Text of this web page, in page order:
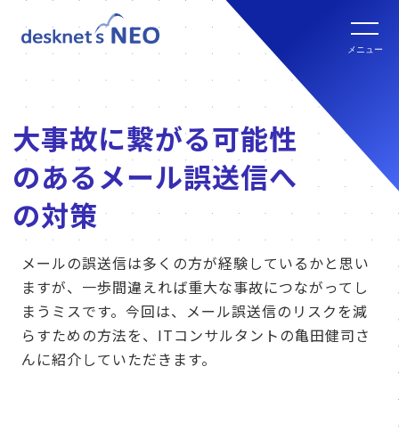
メニュー
クラウド版の特長
クラウド版・パッケージ版比較
他社グループウェアからの乗換 hot!
ご利用環境について
全文検索システム Neuron ES new
連携ツール
クラウド版連携ツール
パッケージ版連携ツール
パッケージ版ライセンス価格
パッケージ版年間サポート
パッケージ版ご購入の流れ
販売パートナー
大事故に繋がる可能性
のあるメール誤送信へ
の対策
メールの誤送信は多くの方が経験しているかと思い
ますが、一歩間違えれば重大な事故につながってし
まうミスです。今回は、メール誤送信のリスクを減
らすための方法を、ITコンサルタントの亀田健司さ
んに紹介していただきます。